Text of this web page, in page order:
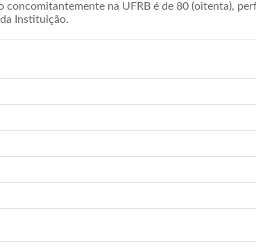
na UFRB é de 80 (oitenta),
Instituição.